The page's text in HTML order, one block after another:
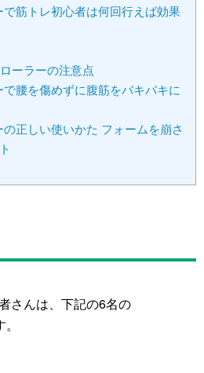
で筋トレ初心者は何回行えば効果
ーラーの注意点
腰を傷めずに腹筋をバキバキに
正しい使いかた フォームを崩さ
さんは、下記の6名の